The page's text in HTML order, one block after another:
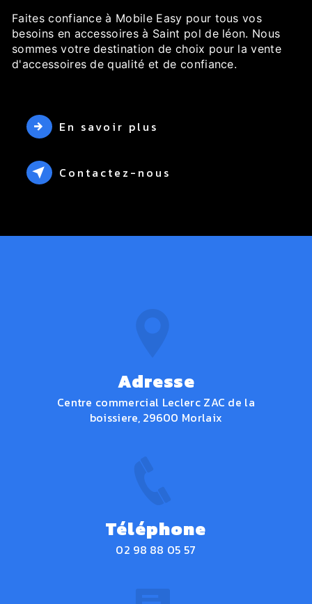
Faites confiance à Mobile Easy pour tous vos
besoins en accessoires à Saint pol de léon. Nous
sommes votre destination de choix pour la vente
d'accessoires de qualité et de confiance.
En savoir plus
Contactez-nous
Adresse
Centre commercial Leclerc ZAC de la
boissiere, 29600 Morlaix
Téléphone
02 98 88 05 57